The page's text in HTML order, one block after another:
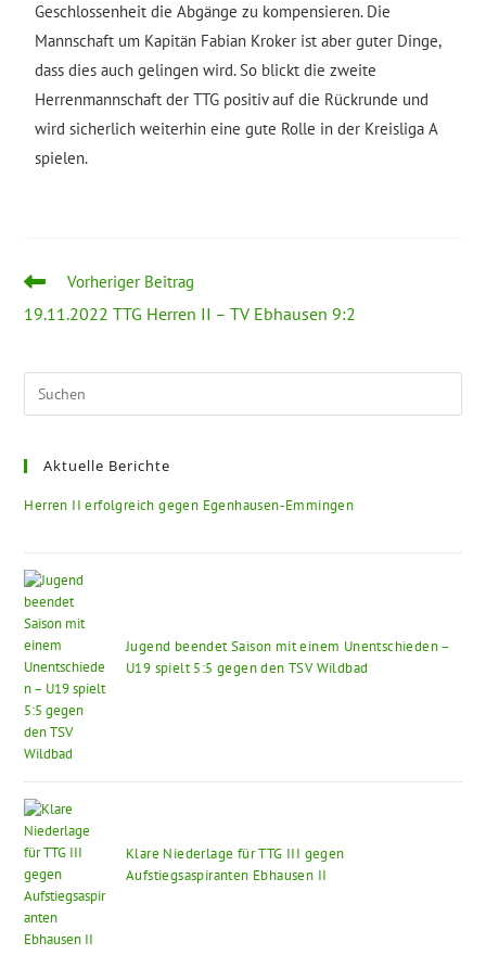
Geschlossenheit die Abgänge zu kompensieren. Die
Mannschaft um Kapitän Fabian Kroker ist aber guter Dinge,
dass dies auch gelingen wird. So blickt die zweite
Herrenmannschaft der TTG positiv auf die Rückrunde und
wird sicherlich weiterhin eine gute Rolle in der Kreisliga A
spielen.
Vorheriger Beitrag
19.11.2022 TTG Herren II – TV Ebhausen 9:2
Aktuelle Berichte
Herren II erfolgreich gegen Egenhausen-Emmingen
Jugend beendet Saison mit einem Unentschieden –
U19 spielt 5:5 gegen den TSV Wildbad
Klare Niederlage für TTG III gegen
Aufstiegsaspiranten Ebhausen II